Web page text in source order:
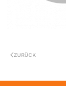
ZURÜCK